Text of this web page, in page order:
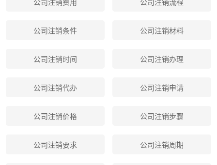
公司注销费用 公司注销流程
公司注销条件 公司注销材料
公司注销时间 公司注销办理
公司注销代办 公司注销申请
公司注销价格 公司注销步骤
公司注销要求 公司注销周期